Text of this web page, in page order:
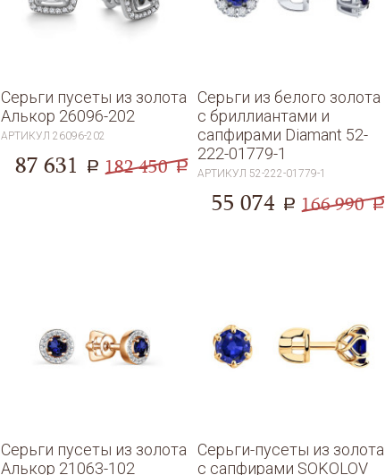
Серьги пусеты из золота
Алькор 26096-202
АРТИКУЛ26096-202
87 631 a 182 450 a
Серьги из белого золота
с бриллиантами и
сапфирами Diamant 52-
222-01779-1
АРТИКУЛ 52-222-01779-1
55 074 a 166 990 a
Серьги пусеты из золота
Алькор 21063-102
Серьги-пусеты из золота
с сапфирами SOKOLOV